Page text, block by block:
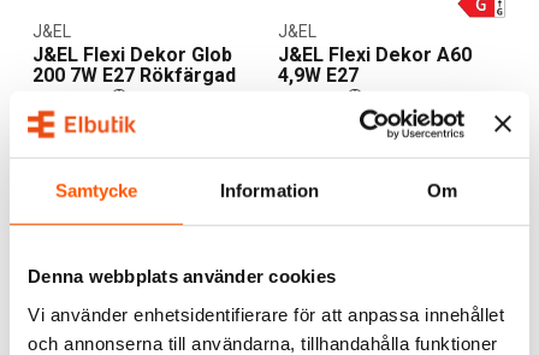
Samtycke Information Om
Denna webbplats använder cookies
Vi använder enhetsidentifierare för att anpassa innehållet
och annonserna till användarna, tillhandahålla funktioner
J&EL Flexi Dekor Glob
200 7W E27 Rökfärgad
J&EL
299,00 kr
LÄGG I VARUKORG
I webblager: 23 st
J&EL Flexi Dekor A60
4,9W E27
J&EL
-30%
LÄGG I VARUKORG